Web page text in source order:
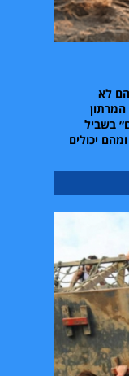
הם לא
בשביל
יכולים